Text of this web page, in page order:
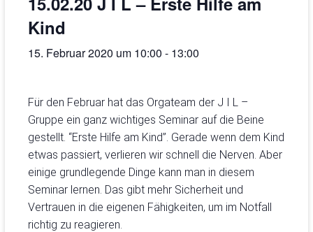
Kind
15. Februar 2020 um 10:00 - 13:00
Für den Februar hat das Orgateam der J I L –
Gruppe ein ganz wichtiges Seminar auf die Beine
gestellt. “Erste Hilfe am Kind”. Gerade wenn dem Kind
etwas passiert, verlieren wir schnell die Nerven. Aber
einige grundlegende Dinge kann man in diesem
Seminar lernen. Das gibt mehr Sicherheit und
Vertrauen in die eigenen Fähigkeiten, um im Notfall
richtig zu reagieren.